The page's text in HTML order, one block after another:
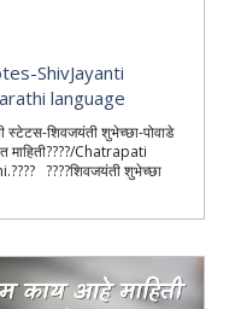
ShivJayanti
language
स्टेटस-शिवजयंती शुभेच्छा-पोवाडे
माहिती????/Chatrapati
????शिवजयंती शुभेच्छा